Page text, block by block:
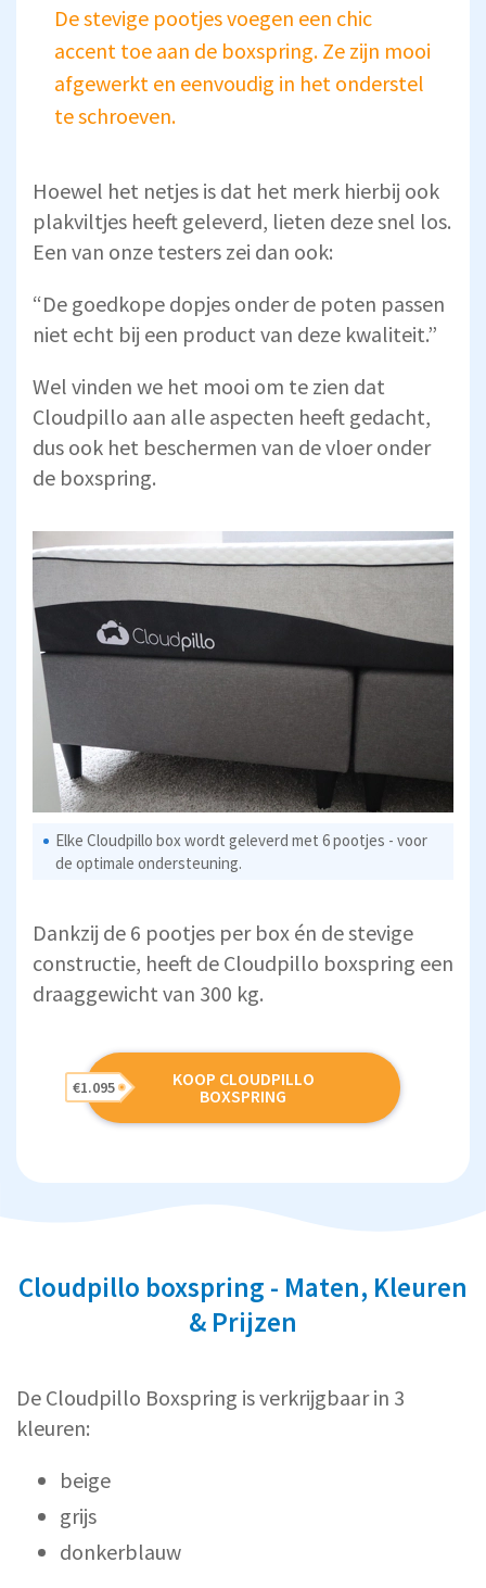
De stevige pootjes voegen een chic
accent toe aan de boxspring. Ze zijn mooi
afgewerkt en eenvoudig in het onderstel
te schroeven.
Hoewel het netjes is dat het merk hierbij ook
plakviltjes heeft geleverd, lieten deze snel los.
Een van onze testers zei dan ook:
“De goedkope dopjes onder de poten passen
niet echt bij een product van deze kwaliteit.”
Wel vinden we het mooi om te zien dat
Cloudpillo aan alle aspecten heeft gedacht,
dus ook het beschermen van de vloer onder
de boxspring.
Elke Cloudpillo box wordt geleverd met 6 pootjes - voor
de optimale ondersteuning.
Dankzij de 6 pootjes per box én de stevige
constructie, heeft de Cloudpillo boxspring een
draaggewicht van 300 kg.
KOOP CLOUDPILLO
BOXSPRING
€1.095
Cloudpillo boxspring - Maten, Kleuren
& Prijzen
De Cloudpillo Boxspring is verkrijgbaar in 3
kleuren:
beige
grijs
donkerblauw